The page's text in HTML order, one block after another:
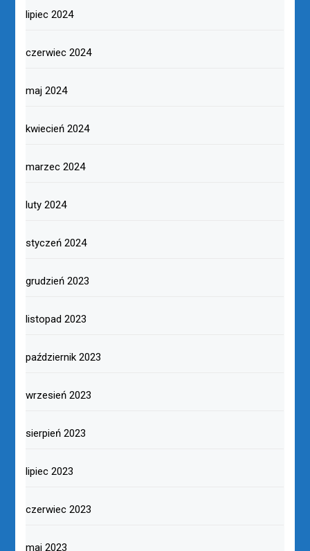
lipiec 2024
czerwiec 2024
maj 2024
kwiecień 2024
marzec 2024
luty 2024
styczeń 2024
grudzień 2023
listopad 2023
październik 2023
wrzesień 2023
sierpień 2023
lipiec 2023
czerwiec 2023
maj 2023